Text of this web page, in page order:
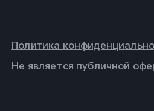
Не является публичной
Политика